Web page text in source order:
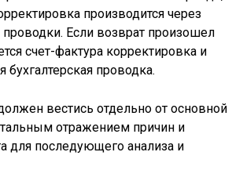
производится через
Если возврат произошел
счет-фактура корректировка и
бухгалтерская проводка.
вестись отдельно от основной
отражением причин и
для последующего анализа и